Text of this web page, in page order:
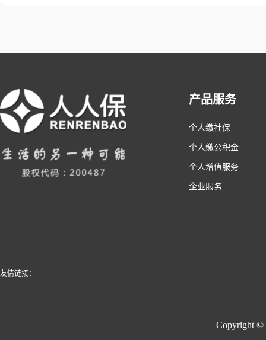
产品服务
个人缴社保
个人缴公积金
个人增值服务
企业服务
友情链接：
Copyright ©